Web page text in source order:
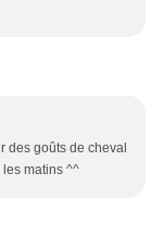
des goûts de cheval
matins ^^